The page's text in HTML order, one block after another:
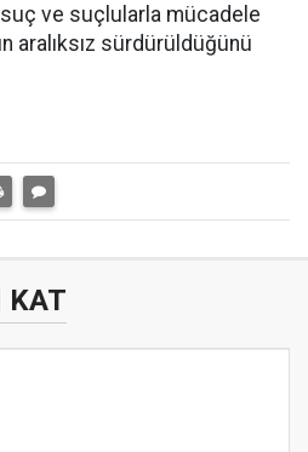
ve suçlularla mücadele
aralıksız sürdürüldüğünü
KAT